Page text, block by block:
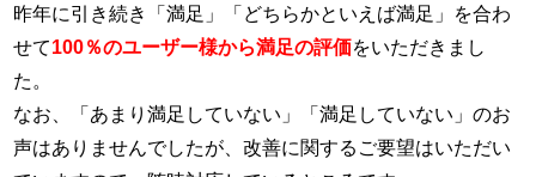
昨年に引き続き「満足」「どちらかといえば満足」を合わ
せて100％のユーザー様から満足の評価をいただきまし
た。
なお、「あまり満足していない」「満足していない」のお
声はありませんでしたが、改善に関するご要望はいただい